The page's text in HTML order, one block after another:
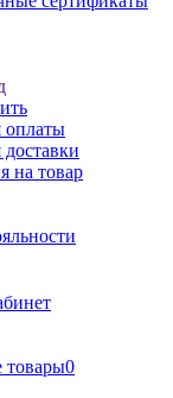
оплаты
на товар
товары0